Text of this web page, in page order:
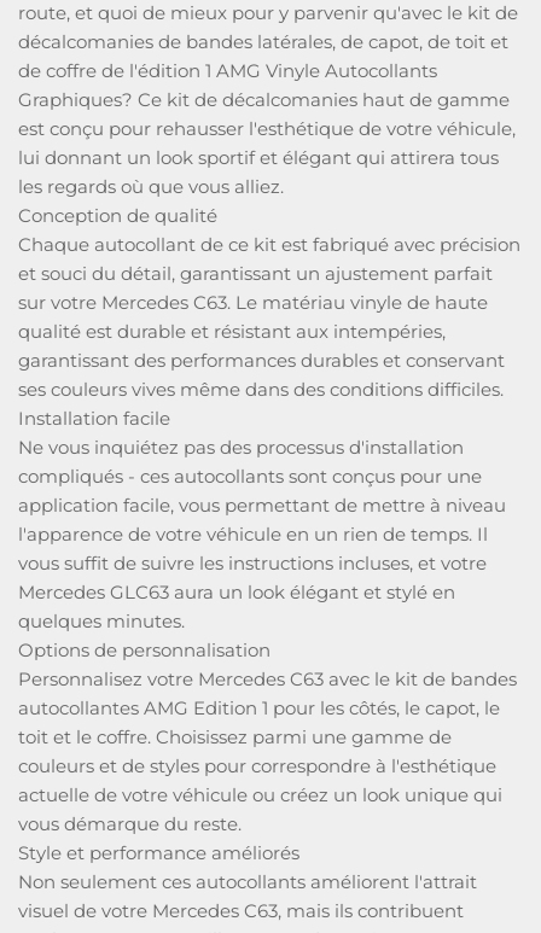
route, et quoi de mieux pour y parvenir qu'avec le kit de
décalcomanies de bandes latérales, de capot, de toit et
de coffre de l'édition 1 AMG Vinyle Autocollants
Graphiques? Ce kit de décalcomanies haut de gamme
est conçu pour rehausser l'esthétique de votre véhicule,
lui donnant un look sportif et élégant qui attirera tous
les regards où que vous alliez.
Conception de qualité
Chaque autocollant de ce kit est fabriqué avec précision
et souci du détail, garantissant un ajustement parfait
sur votre Mercedes C63. Le matériau vinyle de haute
qualité est durable et résistant aux intempéries,
garantissant des performances durables et conservant
ses couleurs vives même dans des conditions difficiles.
Installation facile
Ne vous inquiétez pas des processus d'installation
compliqués - ces autocollants sont conçus pour une
application facile, vous permettant de mettre à niveau
l'apparence de votre véhicule en un rien de temps. Il
vous suffit de suivre les instructions incluses, et votre
Mercedes GLC63 aura un look élégant et stylé en
quelques minutes.
Options de personnalisation
Personnalisez votre Mercedes C63 avec le kit de bandes
autocollantes AMG Edition 1 pour les côtés, le capot, le
toit et le coffre. Choisissez parmi une gamme de
couleurs et de styles pour correspondre à l'esthétique
actuelle de votre véhicule ou créez un look unique qui
vous démarque du reste.
Style et performance améliorés
Non seulement ces autocollants améliorent l'attrait
visuel de votre Mercedes C63, mais ils contribuent